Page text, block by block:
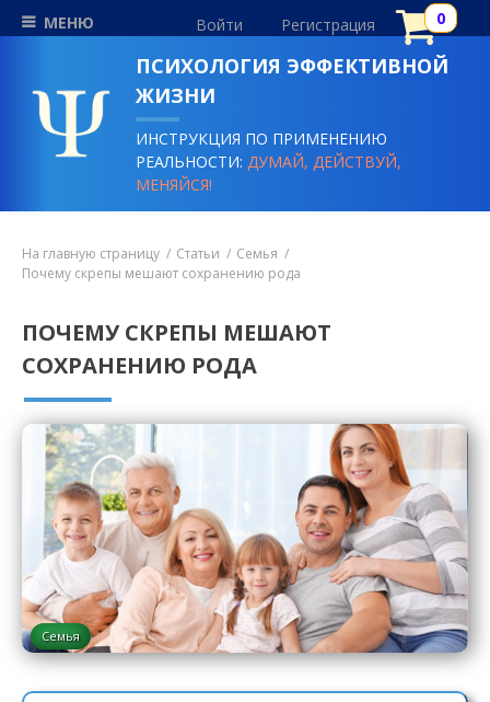
МЕНЮ Войти Регистрация
ПСИХОЛОГИЯ ЭФФЕКТИВНОЙ
ЖИЗНИ
ИНСТРУКЦИЯ ПО ПРИМЕНЕНИЮ
РЕАЛЬНОСТИ:ДУМАЙ, ДЕЙСТВУЙ,
МЕНЯЙСЯ!
На главную страницу Статьи
Семья
Почему скрепы мешают сохранению рода
ПОЧЕМУ СКРЕПЫ МЕШАЮТ
СОХРАНЕНИЮ РОДА
Семья